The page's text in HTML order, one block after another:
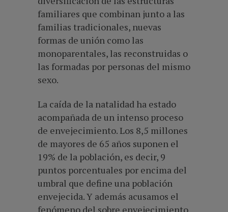
familiares que combinan junto a las
familias tradicionales, nuevas
formas de unión como las
monoparentales, las reconstruidas o
las formadas por personas del mismo
sexo.
La caída de la natalidad ha estado
acompañada de un intenso proceso
de envejecimiento. Los 8,5 millones
de mayores de 65 años suponen el
19% de la población, es decir, 9
puntos porcentuales por encima del
umbral que define una población
envejecida. Y además acusamos el
fenómeno del sobre envejecimiento